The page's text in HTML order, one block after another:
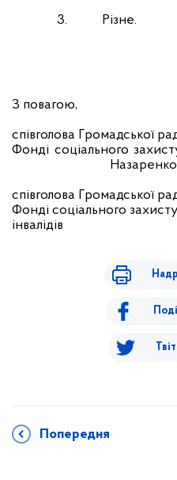
3. Різне.
З повагою,
співголова Громадської
Фонді соціального
співголова Громадської
Фонді соціального захисту
інвалідів
Попередня